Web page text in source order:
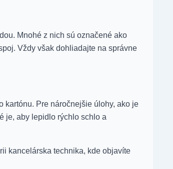
Mnohé z nich sú označené ako
Vždy však dohliadajte na správne
Pre náročnejšie úlohy, ako je
je, aby lepidlo rýchlo schlo a
kancelárska technika, kde objavíte